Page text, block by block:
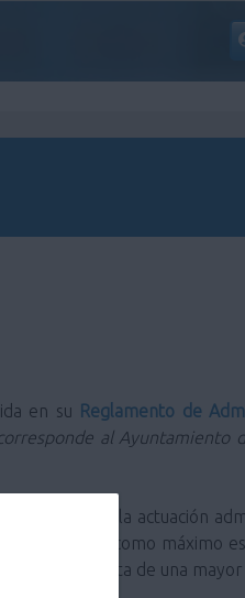
en su
Reglamento de
al Ayuntamiento
electrónica como máximo
garantista de una mayor